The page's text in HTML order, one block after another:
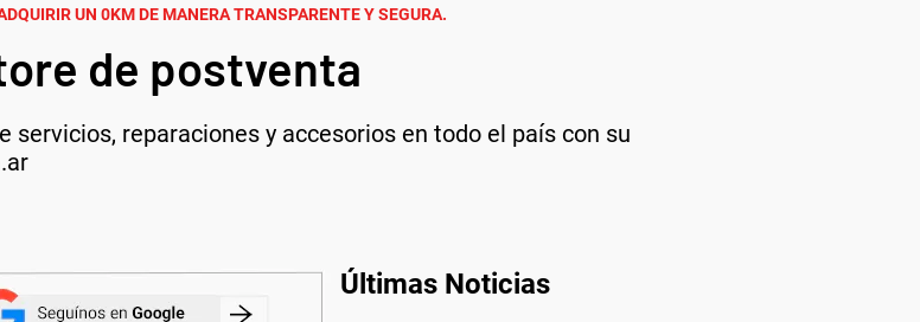
UN 0KM DE MANERA TRANSPARENTE Y SEGURA.
de postventa
reparaciones y accesorios en todo el país con su
Últimas Noticias